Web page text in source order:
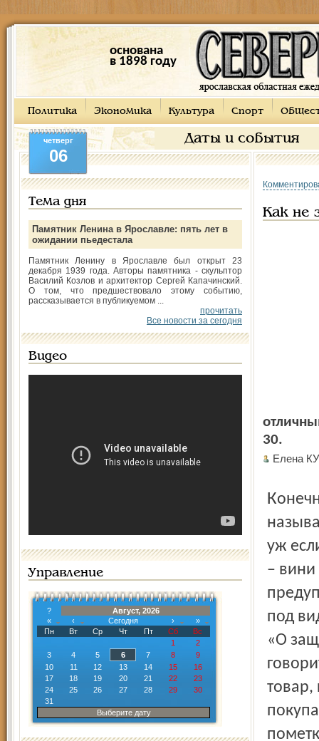
основана
в 1898 году
Политика Экономика Культура Спорт
Даты и события
четверг
06
Тема дня
Памятник Ленина в Ярославле: пять лет в
ожидании пьедестала
Памятник Ленину в Ярославле был открыт 23
декабря 1939 года. Авторы памятника - скульптор
Василий Козлов и архитектор Сергей Капачинский.
О том, что предшествовало этому событию,
рассказывается в публикуемом ...
прочитать
Все новости за сегодня
Видео
Управление
?
Август, 2026
«
‹ Сегодня ›
»
Пн
Вт Ср Чт Пт Сб
Вс
1
2
3
4 5 6 7 8
9
10
11 12 13 14 15
16
17
18 19 20 21 22
23
24
25 26 27 28 29
30
31
Выберите дату
Как не
30.
Елена
Конечно, выбор покупатель делает сам. Никто, что
уж
– вини
под
«О
товар,